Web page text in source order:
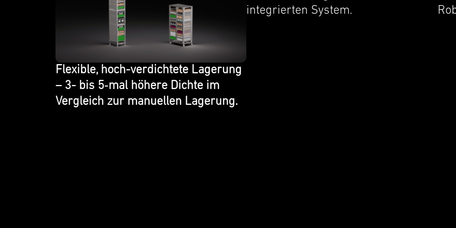
Flexi­ble, hoch-verdichtete Lagerung
– 3- bis 5‑mal höhere Dichte im
Vergle­ich zur manuellen Lagerung.
integri­erten System.